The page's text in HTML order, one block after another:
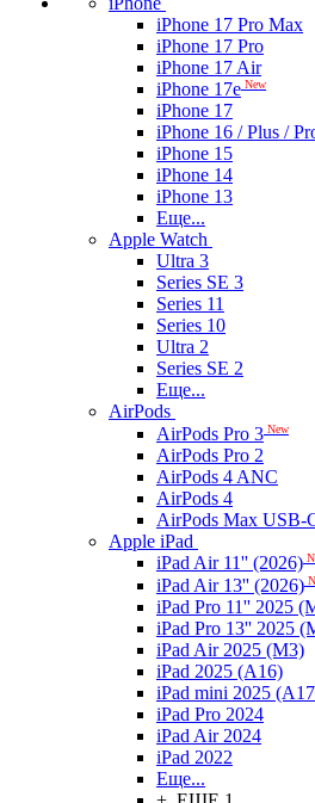
iPhone 17 Pro Max
iPhone 17 Pro
iPhone 17 Air
iPhone 17e New
iPhone 17
iPhone 16 / Plus /
iPhone 15
iPhone 14
iPhone 13
Еще...
Apple Watch
Ultra 3
Series SE 3
Series 11
Series 10
Ultra 2
Series SE 2
Еще...
AirPods
AirPods Pro 3 New
AirPods Pro 2
AirPods 4 ANC
AirPods 4
AirPods Max USB-
Apple iPad
iPad Air 11'' (2026)
iPad Air 13'' (2026)
iPad Pro 11'' 2025
iPad Pro 13'' 2025
iPad Air 2025 (M3)
iPad 2025 (A16)
iPad mini 2025
iPad Pro 2024
iPad Air 2024
iPad 2022
Еще...